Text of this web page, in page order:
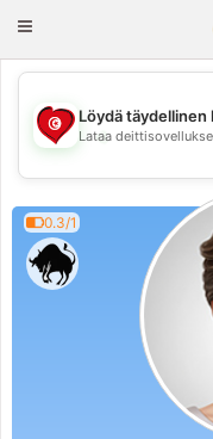
Toggle
💖
Löydä täydellinen
Lataa
0.3/1